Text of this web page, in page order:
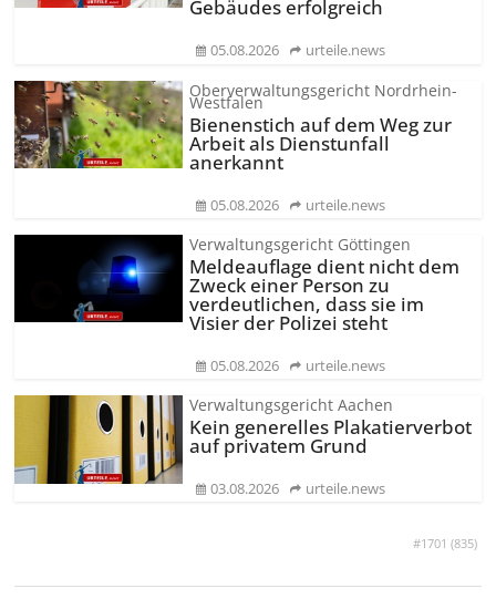
#1701 (835)
Gebäudes erfolgreich
05.08.2026 urteile.news
Oberverwaltungsgericht Nordrhein-
Westfalen
Bienenstich auf dem Weg zur
Arbeit als Dienstunfall
anerkannt
05.08.2026 urteile.news
Verwaltungsgericht Göttingen
Meldeauflage dient nicht dem
Zweck einer Person zu
verdeutlichen, dass sie im
Visier der Polizei steht
05.08.2026 urteile.news
Verwaltungsgericht Aachen
Kein generelles Plakatierverbot
auf privatem Grund
03.08.2026 urteile.news